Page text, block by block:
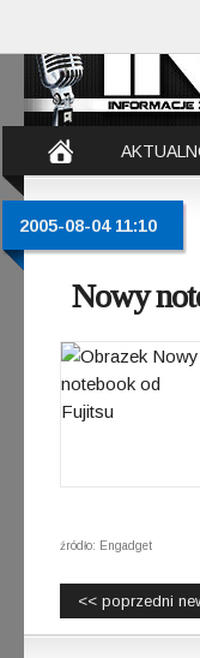
2005-08-04 11:10
Nowy
źródło: Engadget
<< poprzedni